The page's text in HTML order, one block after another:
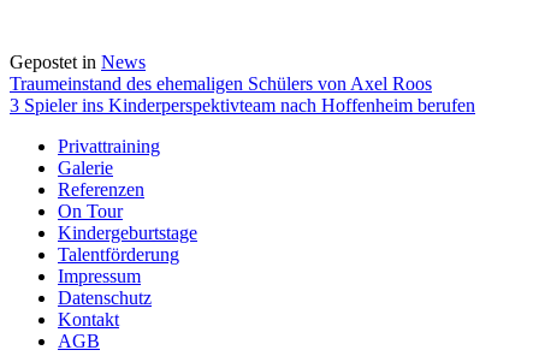
Gepostet in News
Beitragsnavigation
Traumeinstand des ehemaligen Schülers von Axel Roos
3 Spieler ins Kinderperspektivteam nach Hoffenheim berufen
Privattraining
Galerie
Referenzen
On Tour
Kindergeburtstage
Talentförderung
Impressum
Datenschutz
Kontakt
AGB